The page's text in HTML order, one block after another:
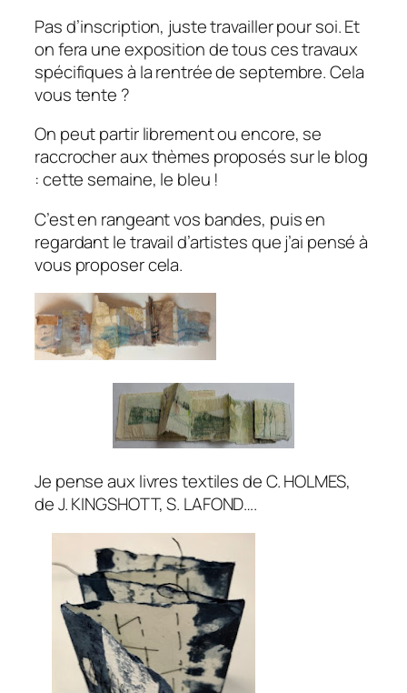
Pas d’inscription, juste travailler pour soi. Et
on fera une exposition de tous ces travaux
spécifiques à la rentrée de septembre. Cela
vous tente ?
On peut partir librement ou encore, se
raccrocher aux thèmes proposés sur le blog
: cette semaine, le bleu !
C’est en rangeant vos bandes, puis en
regardant le travail d’artistes que j’ai pensé à
vous proposer cela.
Je pense aux livres textiles de C. HOLMES,
de J. KINGSHOTT, S. LAFOND….